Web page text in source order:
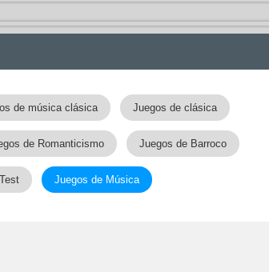
de música clásica Juegos de clásica
de Romanticismo Juegos de Barroco
Juegos de Música